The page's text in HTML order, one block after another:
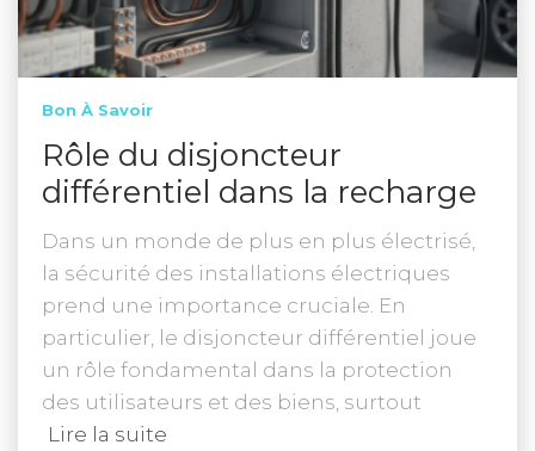
Bon À Savoir
Rôle du disjoncteur
différentiel dans la recharge
Dans un monde de plus en plus électrisé,
la sécurité des installations électriques
prend une importance cruciale. En
particulier, le disjoncteur différentiel joue
un rôle fondamental dans la protection
des utilisateurs et des biens, surtout
Lire la suite